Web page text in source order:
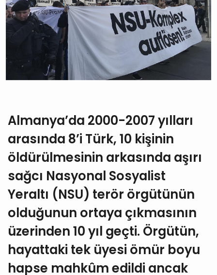
Almanya’da 2000-2007 yılları
arasında 8’i Türk, 10 kişinin
öldürülmesinin arkasında aşırı
sağcı Nasyonal Sosyalist
Yeraltı (NSU) terör örgütünün
olduğunun ortaya çıkmasının
üzerinden 10 yıl geçti. Örgütün,
hayattaki tek üyesi ömür boyu
hapse mahkûm edildi ancak